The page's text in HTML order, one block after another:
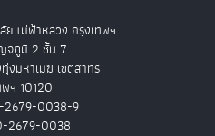
ยแม่ฟ้าหลวง กรุงเทพฯ
จภูมิ 2 ชั้น 7
งมหาเมฆ เขตสาทร
พฯ 10120
2679-0038-9
2679-0038